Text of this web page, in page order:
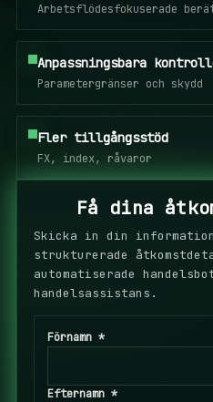
Arbetsflödesfokuserade
Anpassningsbara
Parametergränser och skydd
Fler tillgångsstöd
FX, index, råvaror
Få dina
Skicka in din
strukturerade
automatiserade
handelsassistans.
Förnamn *
Efternamn *